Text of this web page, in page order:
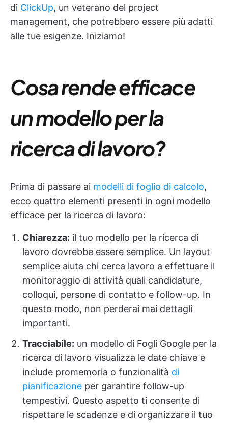
di ClickUp, un veterano del project
management, che potrebbero essere più adatti
alle tue esigenze. Iniziamo!
Cosa rende efficace
un modello per la
ricerca di lavoro?
Prima di passare ai modelli di foglio di calcolo,
ecco quattro elementi presenti in ogni modello
efficace per la ricerca di lavoro:
Chiarezza: il tuo modello per la ricerca di
lavoro dovrebbe essere semplice. Un layout
semplice aiuta chi cerca lavoro a effettuare il
monitoraggio di attività quali candidature,
colloqui, persone di contatto e follow-up. In
questo modo, non perderai mai dettagli
importanti.
Tracciabile: un modello di Fogli Google per la
ricerca di lavoro visualizza le date chiave e
include promemoria o funzionalità di
pianificazione per garantire follow-up
tempestivi. Questo aspetto ti consente di
rispettare le scadenze e di organizzare il tuo